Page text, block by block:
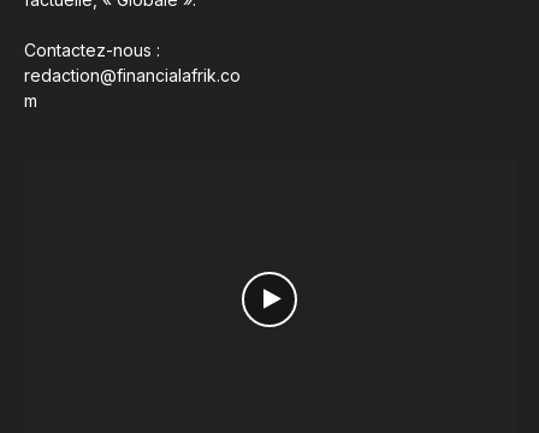
Contactez-nous :
redaction@financialafrik.co
m